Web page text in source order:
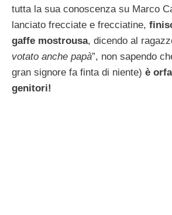
tutta la sua conoscenza su Marco
lanciato frecciate e frecciatine,
gaffe mostrousa, dicendo al
votato anche papà”, non sapendo
gran signore fa finta di niente) è
genitori!